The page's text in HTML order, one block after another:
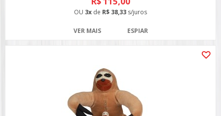
OU 3x de R$ 38,33 s/juros
VER MAIS ESPIAR